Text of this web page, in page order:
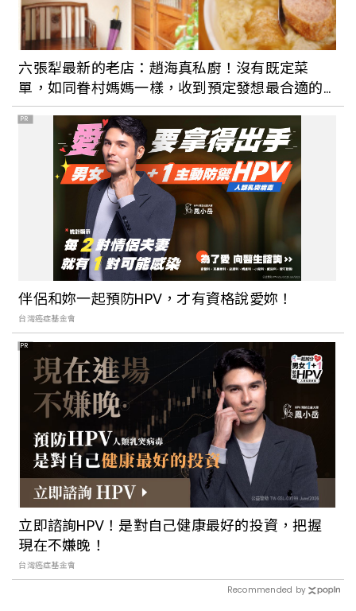
六張犁最新的老店：趙海真私廚！沒有既定菜
單，如同眷村媽媽一樣，收到預定發想最合適的
眷村菜
PR
伴侶和妳一起預防HPV，才有資格說愛妳！
台灣癌症基金會
PR
立即諮詢HPV！是對自己健康最好的投資，把握
現在不嫌晚！
台灣癌症基金會
Recommended by